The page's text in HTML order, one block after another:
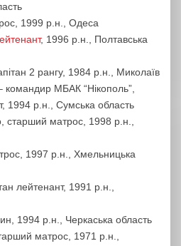
1999 р.н., Одеса
, 1996 р.н., Полтавська
2 рангу, 1984 р.н., Миколаїв
командир МБАК “Нікополь”,
1994 р.н., Сумська область
старший матрос, 1998 р.н.,
1997 р.н., Хмельницька
лейтенант, 1991 р.н.,
1994 р.н., Черкаська область
матрос, 1971 р.н.,